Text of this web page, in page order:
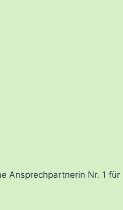
Ansprechpartnerin Nr. 1 für